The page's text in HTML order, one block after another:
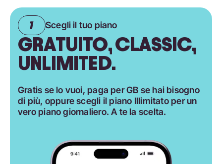
Scegli il tuo piano
GRATUITO, CLASSIC,
UNLIMITED.
Gratis se lo vuoi, paga per GB se hai bisogno
di più, oppure scegli il piano Illimitato per un
vero piano giornaliero. A te la scelta.